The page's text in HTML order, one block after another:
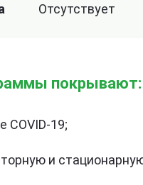
Отсутствует
покрывают:
COVID-19;
и